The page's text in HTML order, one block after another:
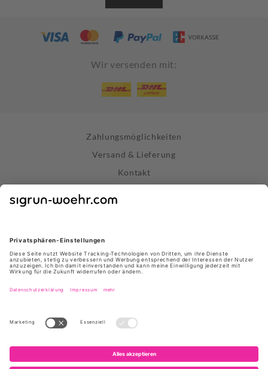
Wir versenden mit:
Zahlungsmöglichkeiten
Versand & Lieferung
Kontakt
Impressum